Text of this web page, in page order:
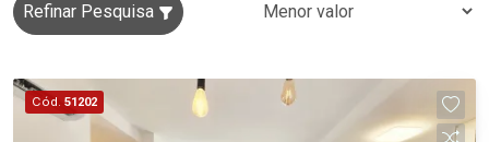
Refinar Pesquisa
Cód. 51202